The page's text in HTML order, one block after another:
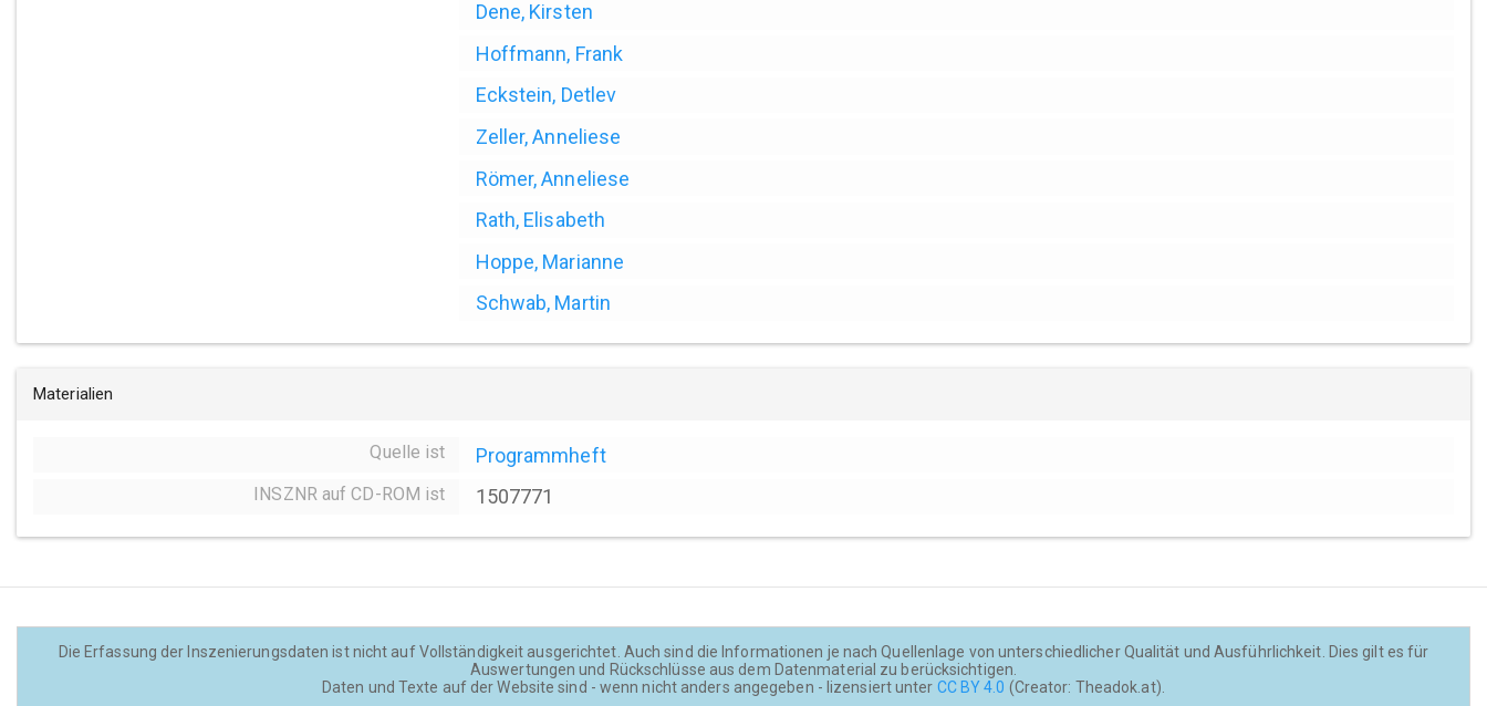
Dene, Kirsten
Hoffmann, Frank
Eckstein, Detlev
Zeller, Anneliese
Römer, Anneliese
Rath, Elisabeth
Hoppe, Marianne
Schwab, Martin
Materialien
Quelle ist Programmheft
INSZNR auf CD-ROM ist 1507771
Die Erfassung der Inszenierungsdaten ist nicht auf Vollständigkeit ausgerichtet. Auch sind die Informationen je nach Quellenlage von unterschiedlicher Qualität und Ausführlichkeit. Dies gilt es für
Auswertungen und Rückschlüsse aus dem Datenmaterial zu berücksichtigen.
Daten und Texte auf der Website sind - wenn nicht anders angegeben - lizensiert unter CC BY 4.0 (Creator: Theadok.at).